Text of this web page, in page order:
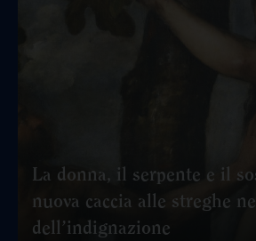
La donna, il serpente e il
nuova caccia alle streghe
dell’indignazione